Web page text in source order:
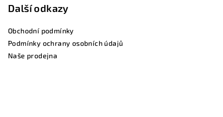
Další odkazy
Obchodní podmínky
Podmínky ochrany osobních údajů
Naše prodejna